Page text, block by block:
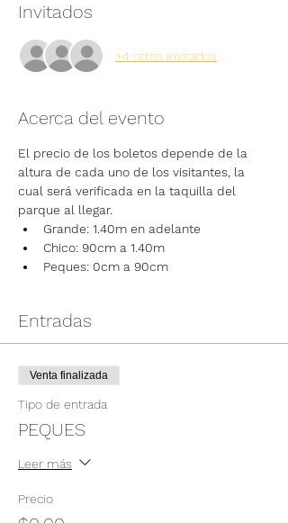
Invitados
+4 otros invitados
Acerca del evento
El precio de los boletos depende de la
altura de cada uno de los visitantes, la
cual será verificada en la taquilla del
parque al llegar.
Grande: 1.40m en adelante
Chico: 90cm a 1.40m
Peques: 0cm a 90cm
Entradas
Venta finalizada
Tipo de entrada
PEQUES
Leer más
Precio